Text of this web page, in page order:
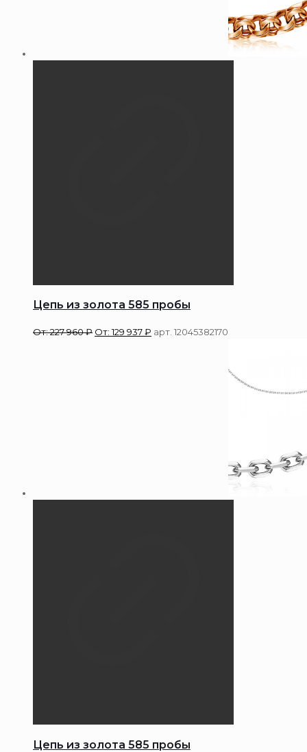
Цепь из золота 585 пробы
От:227 960₽ От:129 937₽ арт. 12045382170
Цепь из золота 585 пробы